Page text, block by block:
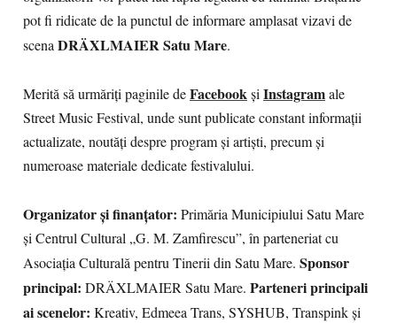
pot fi ridicate de la punctul de informare amplasat vizavi de
scenaDRÄXLMAIER Satu Mare.
Merită să urmăriți paginile deFacebookșiInstagramale
Street Music Festival, unde sunt publicate constant informații
actualizate, noutăți despre program și artiști, precum și
numeroase materiale dedicate festivalului.
Organizator și finanțator: Primăria Municipiului Satu Mare
și Centrul Cultural „G. M. Zamfirescu”, în parteneriat cu
Asociația Culturală pentru Tinerii din Satu Mare. Sponsor
principal: DRÄXLMAIER Satu Mare. Parteneri principali
ai scenelor: Kreativ, Edmeea Trans, SYSHUB, Transpink și